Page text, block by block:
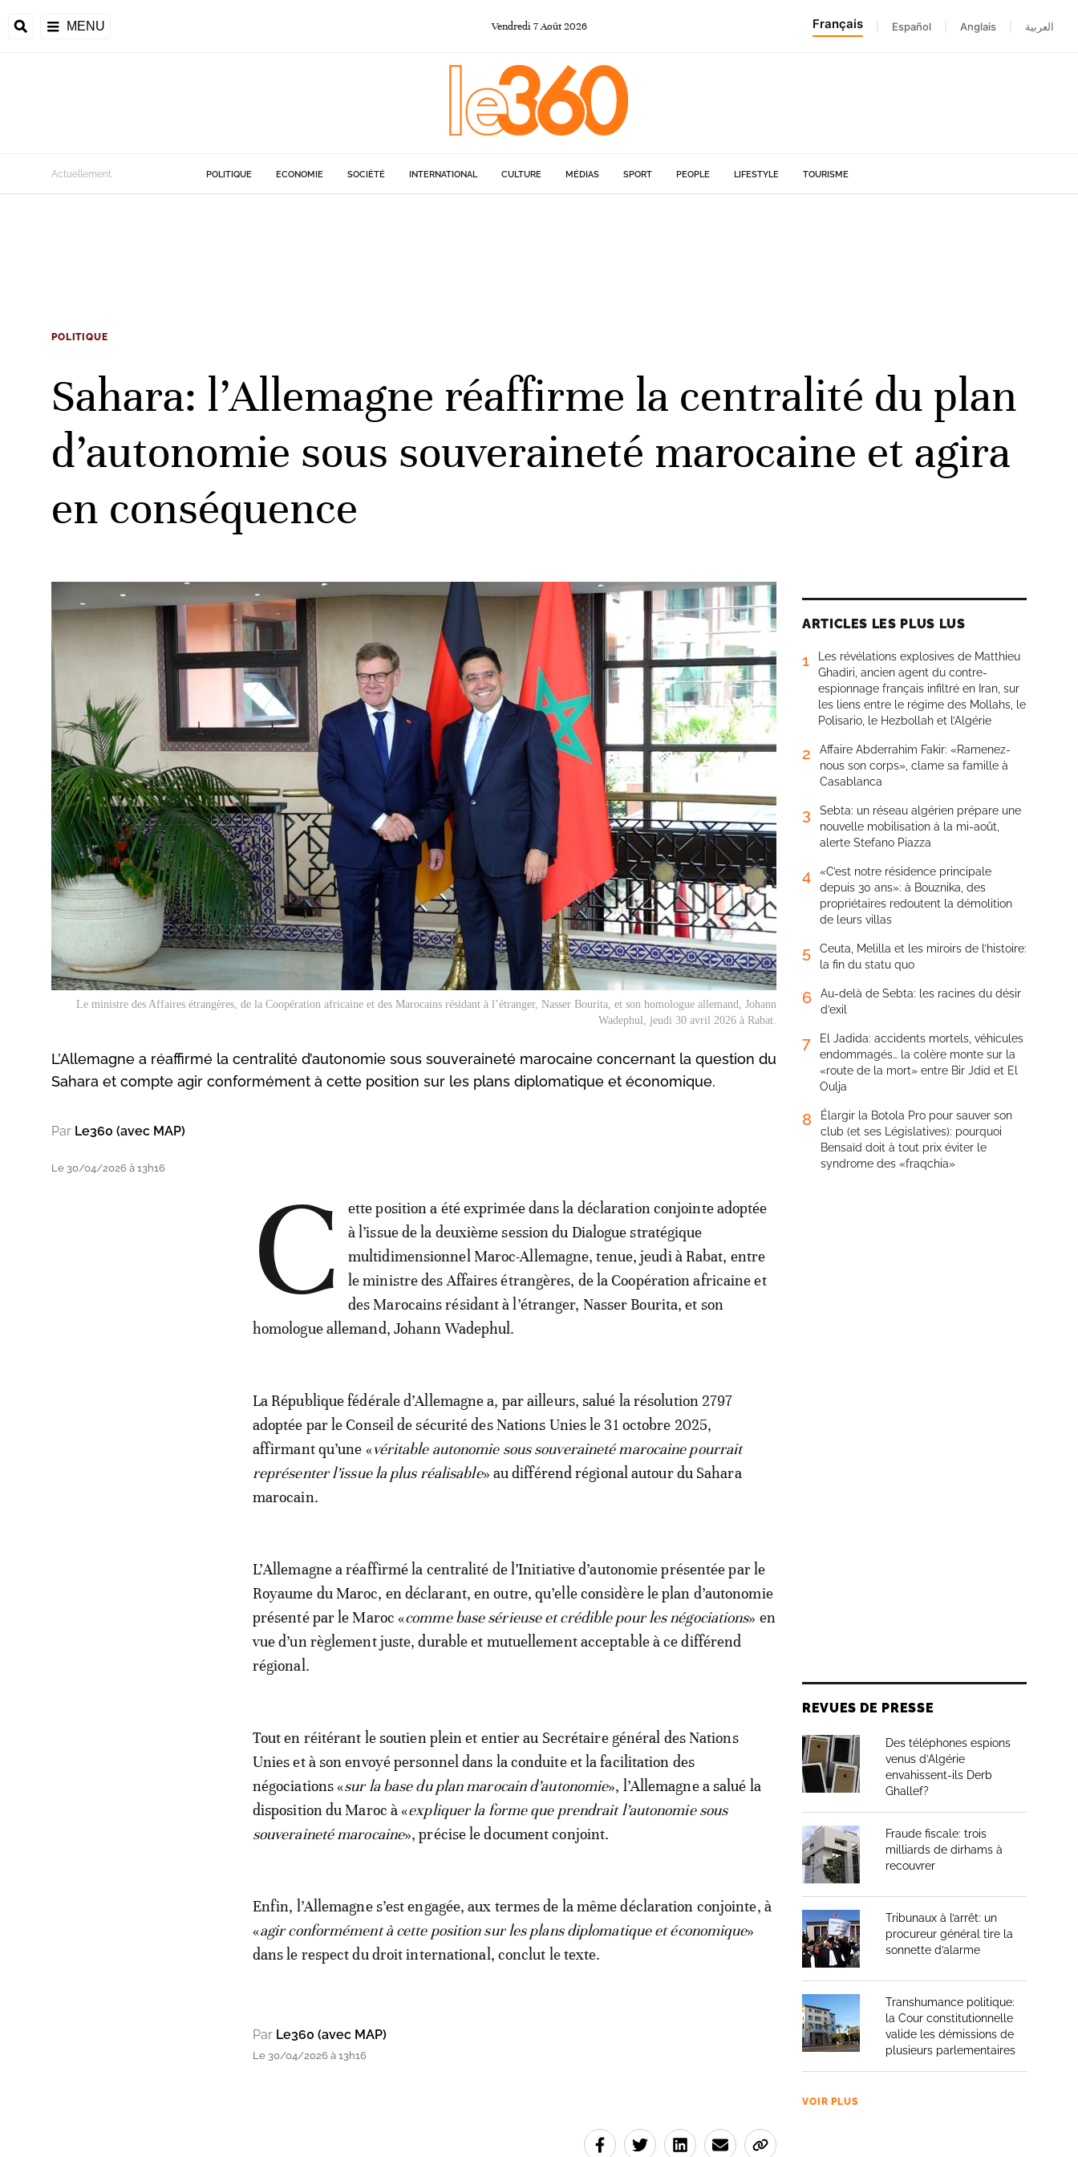
MENU Vendredi 7Août 2026 Français Español Anglais العربية
Actuellement POLITIQUE ECONOMIE SOCIÉTÉ INTERNATIONAL CULTURE MÉDIAS SPORT PEOPLE LIFESTYLE TOURISME
POLITIQUE
Sahara: l’Allemagne réaffirme la centralité du plan
d’autonomie sous souveraineté marocaine et agira
en conséquence
Le ministre des Affaires étrangères, de la Coopération africaine et des Marocains résidant à l’étranger, Nasser Bourita, et son homologue allemand, Johann
Wadephul, jeudi 30 avril 2026 à Rabat.
L’Allemagne a réaffirmé la centralité d’autonomie sous souveraineté marocaine concernant la question du
Sahara et compte agir conformément à cette position sur les plans diplomatique et économique.
Par Le360 (avec MAP)
Le 30/04/2026 à 13h16 C
ette position a été exprimée dans la déclaration conjointe adoptée
à l’issue de la deuxième session du Dialogue stratégique
multidimensionnel Maroc-Allemagne, tenue, jeudi à Rabat, entre
le ministre des Affaires étrangères, de la Coopération africaine et
des Marocains résidant à l’étranger, Nasser Bourita, et son
homologue allemand, Johann Wadephul.
La République fédérale d’Allemagne a, par ailleurs, salué la résolution 2797
adoptée par le Conseil de sécurité des Nations Unies le 31 octobre 2025,
affirmant qu’une «véritable autonomie sous souveraineté marocaine pourrait
représenter l’issue la plus réalisable» au différend régional autour du Sahara
marocain.
L’Allemagne a réaffirmé la centralité de l’Initiative d’autonomie présentée par le
Royaume du Maroc, en déclarant, en outre, qu’elle considère le plan d’autonomie
présenté par le Maroc «comme base sérieuse et crédible pour les négociations» en
vue d’un règlement juste, durable et mutuellement acceptable à ce différend
régional.
Tout en réitérant le soutien plein et entier au Secrétaire général des Nations
Unies et à son envoyé personnel dans la conduite et la facilitation des
négociations «sur la base du plan marocain d’autonomie», l’Allemagne a salué la
disposition du Maroc à «expliquer la forme que prendrait l’autonomie sous
souveraineté marocaine», précise le document conjoint.
Enfin, l’Allemagne s’est engagée, aux termes de la même déclaration conjointe, à
«agir conformément à cette position sur les plans diplomatique et économique»
dans le respect du droit international, conclut le texte.
Par Le360 (avec MAP)
Le 30/04/2026 à 13h16
ARTICLES LES PLUS LUS
1
Les révélations explosives de Matthieu
Ghadiri, ancien agent du contre-
espionnage français infiltré en Iran, sur
les liens entre le régime des Mollahs, le
Polisario, le Hezbollah et l’Algérie
2
Affaire Abderrahim Fakir: «Ramenez-
nous son corps», clame sa famille à
Casablanca
3
Sebta: un réseau algérien prépare une
nouvelle mobilisation à la mi-août,
alerte Stefano Piazza
4
«C’est notre résidence principale
depuis 30 ans»: à Bouznika, des
propriétaires redoutent la démolition
de leurs villas
5
Ceuta, Melilla et les miroirs de l’histoire:
la fin du statu quo
6
Au-delà de Sebta: les racines du désir
d’exil
7
El Jadida: accidents mortels, véhicules
endommagés… la colère monte sur la
«route de la mort» entre Bir Jdid et El
Oulja
8
Élargir la Botola Pro pour sauver son
club (et ses Législatives): pourquoi
Bensaïd doit à tout prix éviter le
syndrome des «fraqchia»
REVUES DE PRESSE
Des téléphones espions
venus d’Algérie
envahissent-ils Derb
Ghallef?
Fraude fiscale: trois
milliards de dirhams à
recouvrer
Tribunaux à l’arrêt: un
procureur général tire la
sonnette d’alarme
Transhumance politique:
la Cour constitutionnelle
valide les démissions de
plusieurs parlementaires
VOIR PLUS